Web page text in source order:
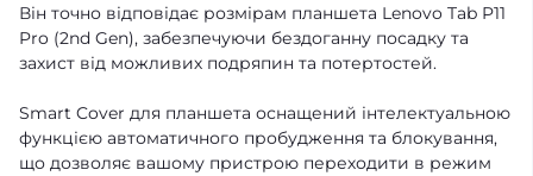
Він точно відповідає розмірам планшета Lenovo Tab P11
Pro (2nd Gen), забезпечуючи бездоганну посадку та
захист від можливих подряпин та потертостей.
Smart Cover для планшета оснащений інтелектуальною
функцією автоматичного пробудження та блокування,
що дозволяє вашому пристрою переходити в режим